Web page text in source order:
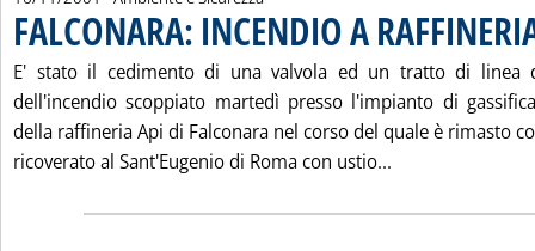
FALCONARA: INCENDIO A
E' stato il cedimento di una valvola ed un tratto di linea
dell'incendio scoppiato martedì presso l'impianto di
della raffineria Api di Falconara nel corso del quale è rimasto
ricoverato al Sant'Eugenio di Roma con ustio...